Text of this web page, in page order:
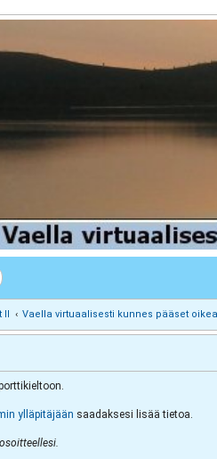
Vaellusturinat II
Lapista
Vaella virtuaalisesti kunnes pääset
ylläpitäjään saadaksesi lisää tietoa.